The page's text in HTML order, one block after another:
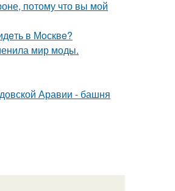
потому что вы мой
в Мoсквe?
мир моды.
Аравии - башня